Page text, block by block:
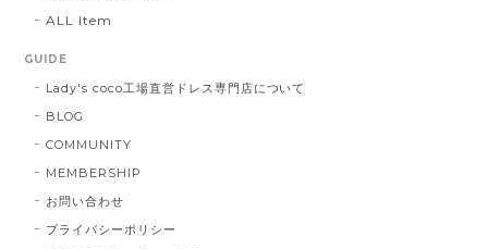
ALL Item
GUIDE
Lady's coco工場直営ドレス専門店について
BLOG
COMMUNITY
MEMBERSHIP
お問い合わせ
プライバシーポリシー